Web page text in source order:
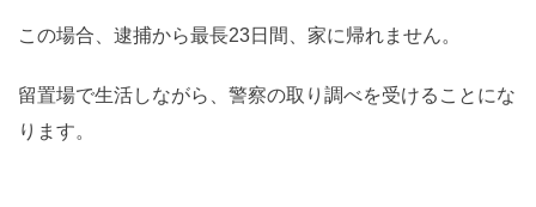
この場合、逮捕から最長23日間、家に帰れません。
留置場で生活しながら、警察の取り調べを受けることにな
ります。